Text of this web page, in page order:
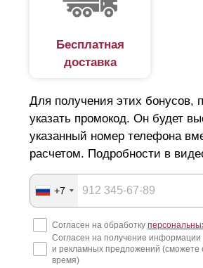
строительных организаций.
устанавливается на кирпичные
спецтехники. Сборка забора
получится.
Заборы изготавливаются по
имеют технологические отверстия,
высверливать самостоятельно.
требует сварки. Крепление
продукцией. Если в процессе работы
либо вопросы, наши специалисты
Бесплатная
доставка
Для получения этих бонусов,
указать промокод. Он будет
указанный номер телефона
расчетом. Подробности в
+7
Согласен на обработку
Согласен на получение информации
и рекламных предложений (сможете
время)